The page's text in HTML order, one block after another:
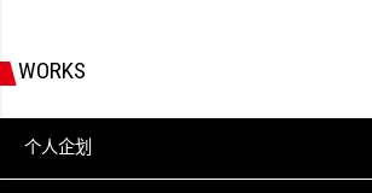
WORKS
个人企划